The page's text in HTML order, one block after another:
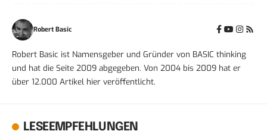
Robert Basic
Robert Basic ist Namensgeber und Gründer von BASIC thinking
und hat die Seite 2009 abgegeben. Von 2004 bis 2009 hat er
über 12.000 Artikel hier veröffentlicht.
LESEEMPFEHLUNGEN